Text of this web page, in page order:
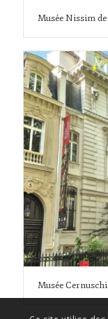
Musée Nissim
Musée Cernuschi